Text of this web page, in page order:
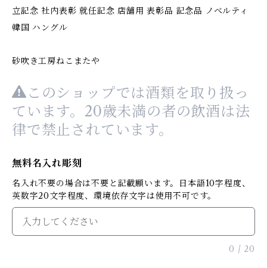
立記念 社内表彰 就任記念 店舗用 表彰品 記念品 ノベルティ
韓国 ハングル
砂吹き工房ねこまたや
このショップでは酒類を取り扱っ
ています。20歳未満の者の飲酒は法
律で禁止されています。
無料名入れ彫刻
名入れ不要の場合は不要と記載願います。日本語10字程度、
英数字20文字程度、環境依存文字は使用不可です。
0 / 20